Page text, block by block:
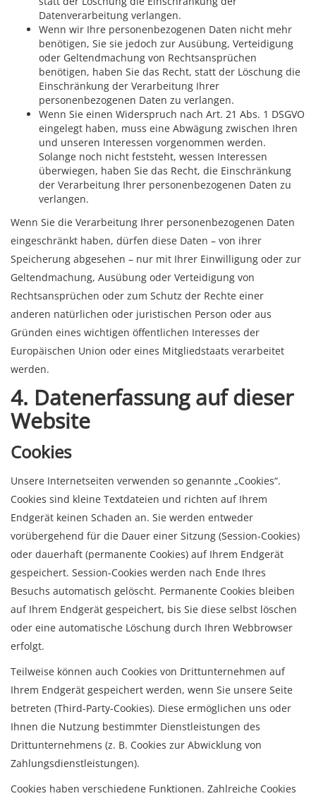
Datenverarbeitung verlangen.
Wenn wir Ihre personenbezogenen Daten nicht mehr
benötigen, Sie sie jedoch zur Ausübung, Verteidigung
oder Geltendmachung von Rechtsansprüchen
benötigen, haben Sie das Recht, statt der Löschung die
Einschränkung der Verarbeitung Ihrer
personenbezogenen Daten zu verlangen.
Wenn Sie einen Widerspruch nach Art. 21 Abs. 1 DSGVO
eingelegt haben, muss eine Abwägung zwischen Ihren
und unseren Interessen vorgenommen werden.
Solange noch nicht feststeht, wessen Interessen
überwiegen, haben Sie das Recht, die Einschränkung
der Verarbeitung Ihrer personenbezogenen Daten zu
verlangen.
Wenn Sie die Verarbeitung Ihrer personenbezogenen Daten
eingeschränkt haben, dürfen diese Daten – von ihrer
Speicherung abgesehen – nur mit Ihrer Einwilligung oder zur
Geltendmachung, Ausübung oder Verteidigung von
Rechtsansprüchen oder zum Schutz der Rechte einer
anderen natürlichen oder juristischen Person oder aus
Gründen eines wichtigen öffentlichen Interesses der
Europäischen Union oder eines Mitgliedstaats verarbeitet
werden.
4. Datenerfassung auf dieser
Website
Cookies
Unsere Internetseiten verwenden so genannte „Cookies“.
Cookies sind kleine Textdateien und richten auf Ihrem
Endgerät keinen Schaden an. Sie werden entweder
vorübergehend für die Dauer einer Sitzung (Session-Cookies)
oder dauerhaft (permanente Cookies) auf Ihrem Endgerät
gespeichert. Session-Cookies werden nach Ende Ihres
Besuchs automatisch gelöscht. Permanente Cookies bleiben
auf Ihrem Endgerät gespeichert, bis Sie diese selbst löschen
oder eine automatische Löschung durch Ihren Webbrowser
erfolgt.
Teilweise können auch Cookies von Drittunternehmen auf
Ihrem Endgerät gespeichert werden, wenn Sie unsere Seite
betreten (Third-Party-Cookies). Diese ermöglichen uns oder
Ihnen die Nutzung bestimmter Dienstleistungen des
Drittunternehmens (z. B. Cookies zur Abwicklung von
Zahlungsdienstleistungen).
Cookies haben verschiedene Funktionen. Zahlreiche Cookies